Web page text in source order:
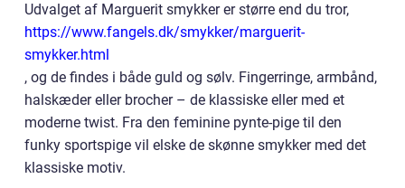
Udvalget af Marguerit smykker er større end du tror,
https://www.fangels.dk/smykker/marguerit-
smykker.html
, og de findes i både guld og sølv. Fingerringe, armbånd,
halskæder eller brocher – de klassiske eller med et
moderne twist. Fra den feminine pynte-pige til den
funky sportspige vil elske de skønne smykker med det
klassiske motiv.